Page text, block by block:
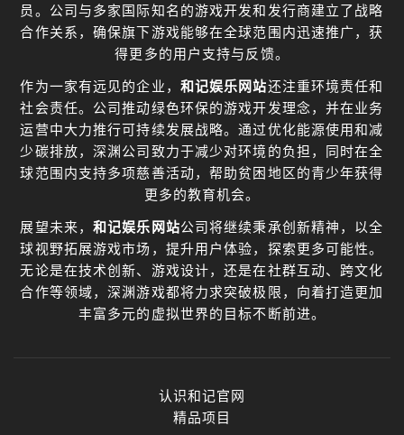
员。公司与多家国际知名的游戏开发和发行商建立了战略
合作关系，确保旗下游戏能够在全球范围内迅速推广，获
得更多的用户支持与反馈。
作为一家有远见的企业， 和记娱乐网站还注重环境责任和
社会责任。公司推动绿色环保的游戏开发理念，并在业务
运营中大力推行可持续发展战略。通过优化能源使用和减
少碳排放，深渊公司致力于减少对环境的负担，同时在全
球范围内支持多项慈善活动，帮助贫困地区的青少年获得
更多的教育机会。
展望未来，和记娱乐网站公司将继续秉承创新精神，以全
球视野拓展游戏市场，提升用户体验，探索更多可能性。
无论是在技术创新、游戏设计，还是在社群互动、跨文化
合作等领域，深渊游戏都将力求突破极限，向着打造更加
丰富多元的虚拟世界的目标不断前进。
认识和记官网
精品项目